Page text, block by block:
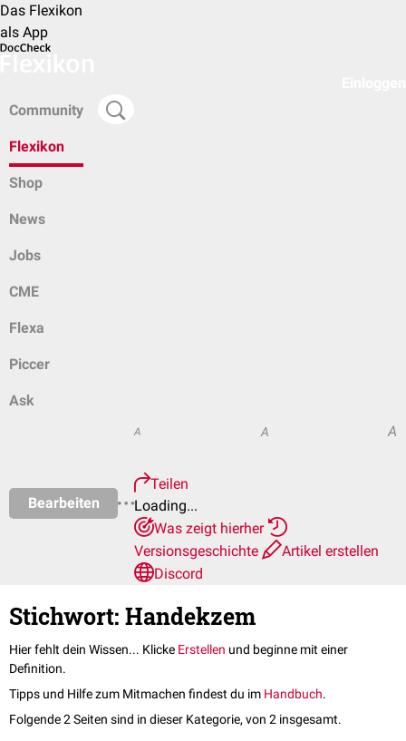
Das Flexikon
als App
Community
Flexikon
Shop
News
Jobs
CME
Flexa
Piccer
Ask
Bearbeiten
A A A
Teilen
Loading...
Was zeigt hierher
Versionsgeschichte
Artikel erstellen
Discord
Stichwort: Handekzem
Hier fehlt dein Wissen... Klicke Erstellen und beginne mit einer
Definition.
Tipps und Hilfe zum Mitmachen findest du im Handbuch.
Folgende 2 Seiten sind in dieser Kategorie, von 2 insgesamt.